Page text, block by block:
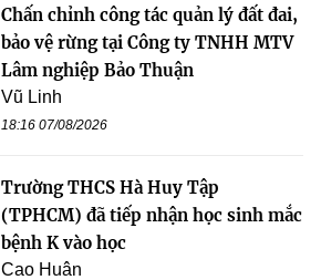
Chấn chỉnh công tác quản lý đất đai,
bảo vệ rừng tại Công ty TNHH MTV
Lâm nghiệp Bảo Thuận
Vũ Linh
18:16 07/08/2026
Trường THCS Hà Huy Tập
(TPHCM) đã tiếp nhận học sinh mắc
bệnh K vào học
Cao Huân